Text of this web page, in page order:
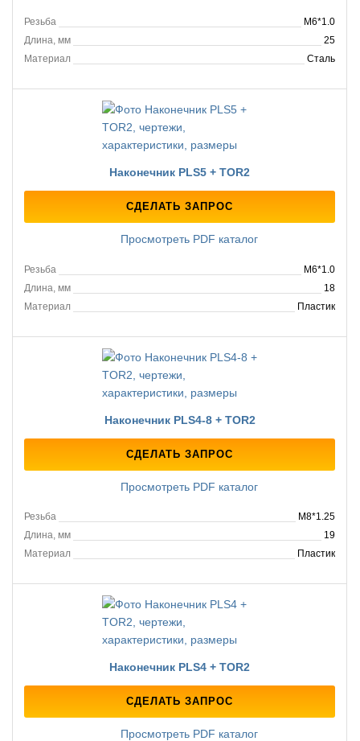
Резьба
M6*1.0
Длина, мм
25
Материал
Сталь
Наконечник PLS5 + TOR2
СДЕЛАТЬ ЗАПРОС
Просмотреть PDF каталог
Резьба
M6*1.0
Длина, мм
18
Материал
Пластик
Наконечник PLS4-8 + TOR2
СДЕЛАТЬ ЗАПРОС
Просмотреть PDF каталог
Резьба
M8*1.25
Длина, мм
19
Материал
Пластик
Наконечник PLS4 + TOR2
СДЕЛАТЬ ЗАПРОС
Просмотреть PDF каталог